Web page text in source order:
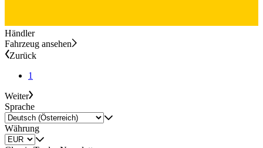
Händler
Fahrzeug ansehen
Zurück
1
Weiter
Sprache
Währung